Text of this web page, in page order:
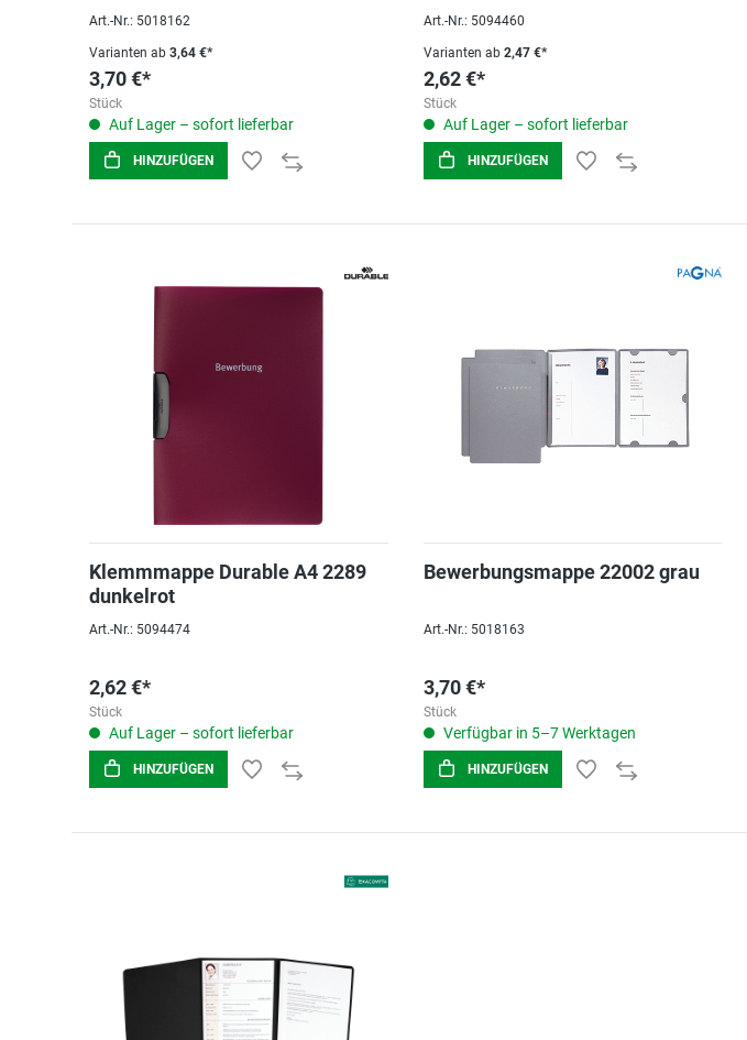
Art.-Nr.: 5018162
Varianten ab 3,64 €*
3,70 €*
Stück
Auf Lager – sofort lieferbar
HINZUFÜGEN
Art.-Nr.: 5094460
Varianten ab2,47 €*
2,62 €*
Stück
Auf Lager – sofort lieferbar
HINZUFÜGEN
Klemmmappe Durable A4 2289
dunkelrot
Art.-Nr.: 5094474
2,62 €*
Stück
Auf Lager – sofort lieferbar
HINZUFÜGEN
Bewerbungsmappe 22002 grau
Art.-Nr.: 5018163
3,70 €*
Stück
Verfügbar in 5–7 Werktagen
HINZUFÜGEN